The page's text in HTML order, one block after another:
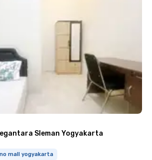
Sleman Yogyakarta
mall yogyakarta